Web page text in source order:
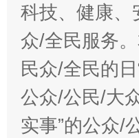
科技、健康、
众/全民服务
民众/全民的
公众/公民/大
实事”的公众/